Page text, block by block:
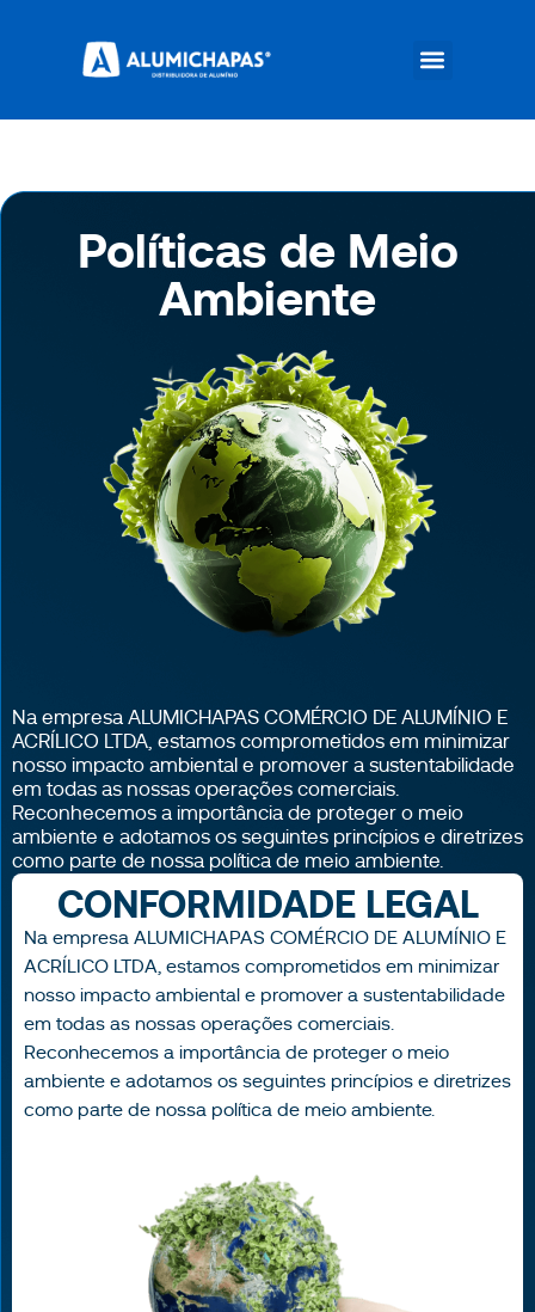
Políticas de Meio
Ambiente
Na empresa ALUMICHAPAS COMÉRCIO DE ALUMÍNIO E
ACRÍLICO LTDA, estamos comprometidos em minimizar
nosso impacto ambiental e promover a sustentabilidade
em todas as nossas operações comerciais.
Reconhecemos a importância de proteger o meio
ambiente e adotamos os seguintes princípios e diretrizes
como parte de nossa política de meio ambiente.
CONFORMIDADE LEGAL
Na empresa ALUMICHAPAS COMÉRCIO DE ALUMÍNIO E
ACRÍLICO LTDA, estamos comprometidos em minimizar
nosso impacto ambiental e promover a sustentabilidade
em todas as nossas operações comerciais.
Reconhecemos a importância de proteger o meio
ambiente e adotamos os seguintes princípios e diretrizes
como parte de nossa política de meio ambiente.